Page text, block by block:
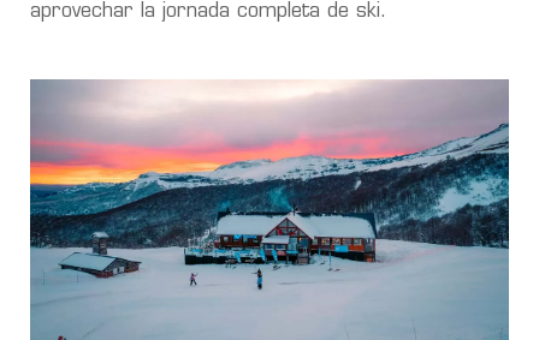
aprovechar la jornada completa de ski.